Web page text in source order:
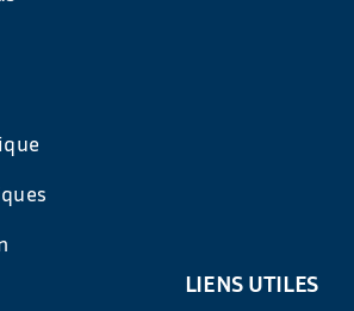
LIENS UTILES